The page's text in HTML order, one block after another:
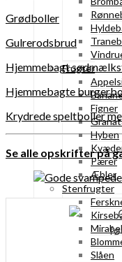
Frugter
Figner
Hyben
Pærer
Æbler
Stenfrugter
Slåen
Grødboller
Gulrerodsbrud
Hjemmebagt
Hjemmebagte
Krydrede speltboller
Se alle opskrifter på